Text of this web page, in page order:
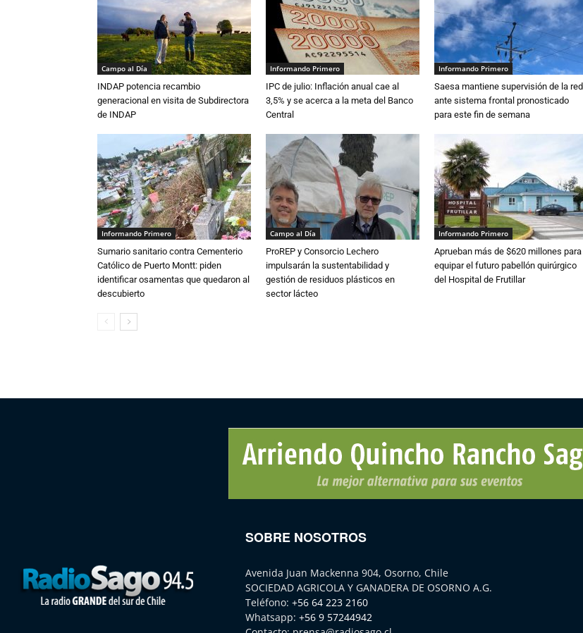
Campo al Día
INDAP potencia recambio
generacional en visita de Subdirectora
de INDAP
Informando Primero
IPC de julio: Inflación anual cae al
3,5% y se acerca a la meta del Banco
Central
Informando Primero
Saesa mantiene supervisión de la red
ante sistema frontal pronosticado
para este fin de semana
Informando Primero
Sumario sanitario contra Cementerio
Católico de Puerto Montt: piden
identificar osamentas que quedaron al
descubierto
Campo al Día
ProREP y Consorcio Lechero
impulsarán la sustentabilidad y
gestión de residuos plásticos en
sector lácteo
Informando Primero
Aprueban más de $620 millones para
equipar el futuro pabellón quirúrgico
del Hospital de Frutillar
SOBRE NOSOTROS
Avenida Juan Mackenna 904, Osorno, Chile
SOCIEDAD AGRICOLA Y GANADERA DE OSORNO A.G.
Teléfono: +56 64 223 2160
Whatsapp: +56 9 57244942